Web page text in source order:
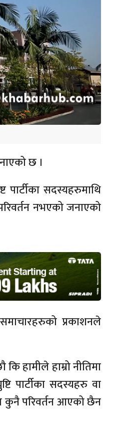
छ ।
सदस्यहरुमाथि
नभएको जनाएको
प्रकाशनले
कि हामीले हाम्रो नीतिमा
पार्टीका सदस्यहरु वा
कुनै परिवर्तन आएको छैन